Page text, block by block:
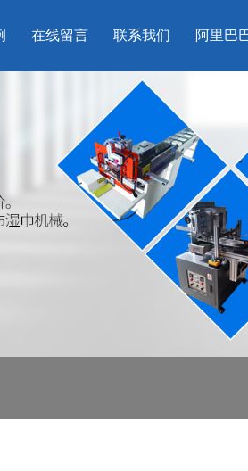
在线留言 联系我们 阿里巴